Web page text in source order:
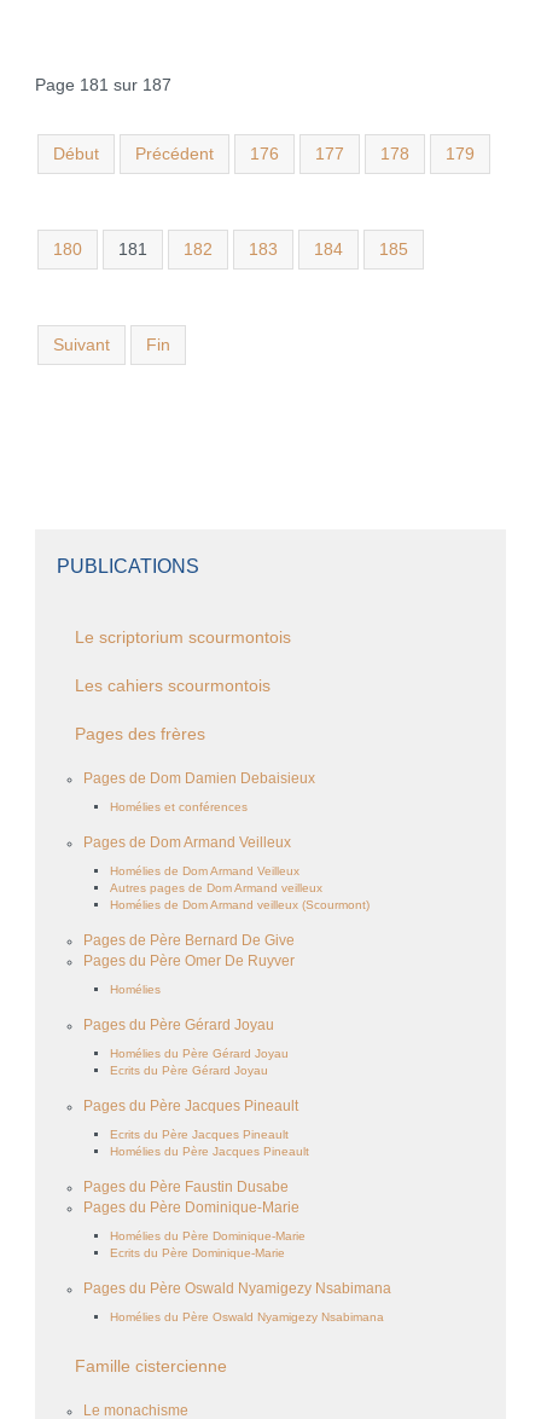
Page 181 sur 187
Début Précédent 176 177 178 179
180 181 182 183 184 185
Suivant Fin
PUBLICATIONS
Le scriptorium scourmontois
Les cahiers scourmontois
Pages des frères
Pages de Dom Damien Debaisieux
Homélies et conférences
Pages de Dom Armand Veilleux
Homélies de Dom Armand Veilleux
Autres pages de Dom Armand veilleux
Homélies de Dom Armand veilleux (Scourmont)
Pages de Père Bernard De Give
Pages du Père Omer De Ruyver
Homélies
Pages du Père Gérard Joyau
Homélies du Père Gérard Joyau
Ecrits du Père Gérard Joyau
Pages du Père Jacques Pineault
Ecrits du Père Jacques Pineault
Homélies du Père Jacques Pineault
Pages du Père Faustin Dusabe
Pages du Père Dominique-Marie
Homélies du Père Dominique-Marie
Ecrits du Père Dominique-Marie
Pages du Père Oswald Nyamigezy Nsabimana
Homélies du Père Oswald Nyamigezy Nsabimana
Famille cistercienne
Le monachisme